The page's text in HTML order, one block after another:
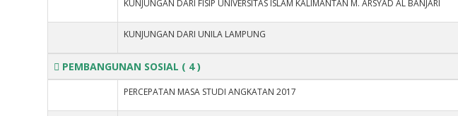
KUNJUNGAN DARI FISIP UNIVERSITAS ISLAM KALIMANTAN M. ARSYAD AL BANJARI
KUNJUNGAN DARI UNILA LAMPUNG
PEMBANGUNAN SOSIAL ( 4 )
PERCEPATAN MASA STUDI ANGKATAN 2017